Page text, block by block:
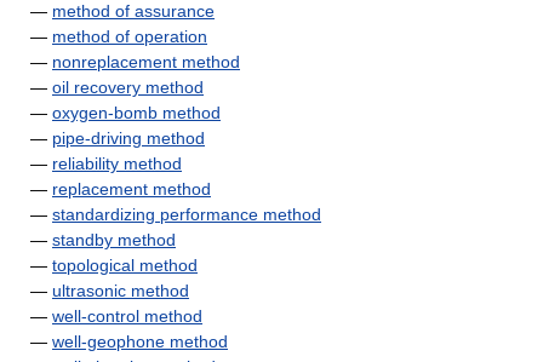
— method of assurance
— method of operation
— nonreplacement method
— oil recovery method
— oxygen-bomb method
— pipe-driving method
— reliability method
— replacement method
— standardizing performance method
— standby method
— topological method
— ultrasonic method
— well-control method
— well-geophone method